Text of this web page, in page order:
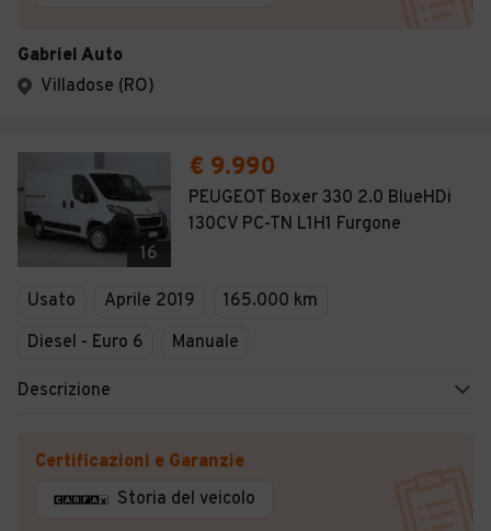
Gabriel Auto
Villadose (RO)
16
€ 9.990
PEUGEOT Boxer 330 2.0 BlueHDi
130CV PC-TN L1H1 Furgone
Usato Aprile 2019
165.000 km
Diesel - Euro 6
Manuale
Descrizione
Certificazioni e Garanzie
Storia del veicolo